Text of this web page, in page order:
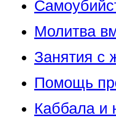
Молитва
Занятия с
Помощь
Каббала и